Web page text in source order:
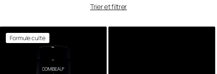
E
C
Trier et filtrer
Formule culte